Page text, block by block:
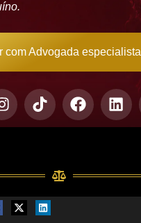
com Advogada especialista